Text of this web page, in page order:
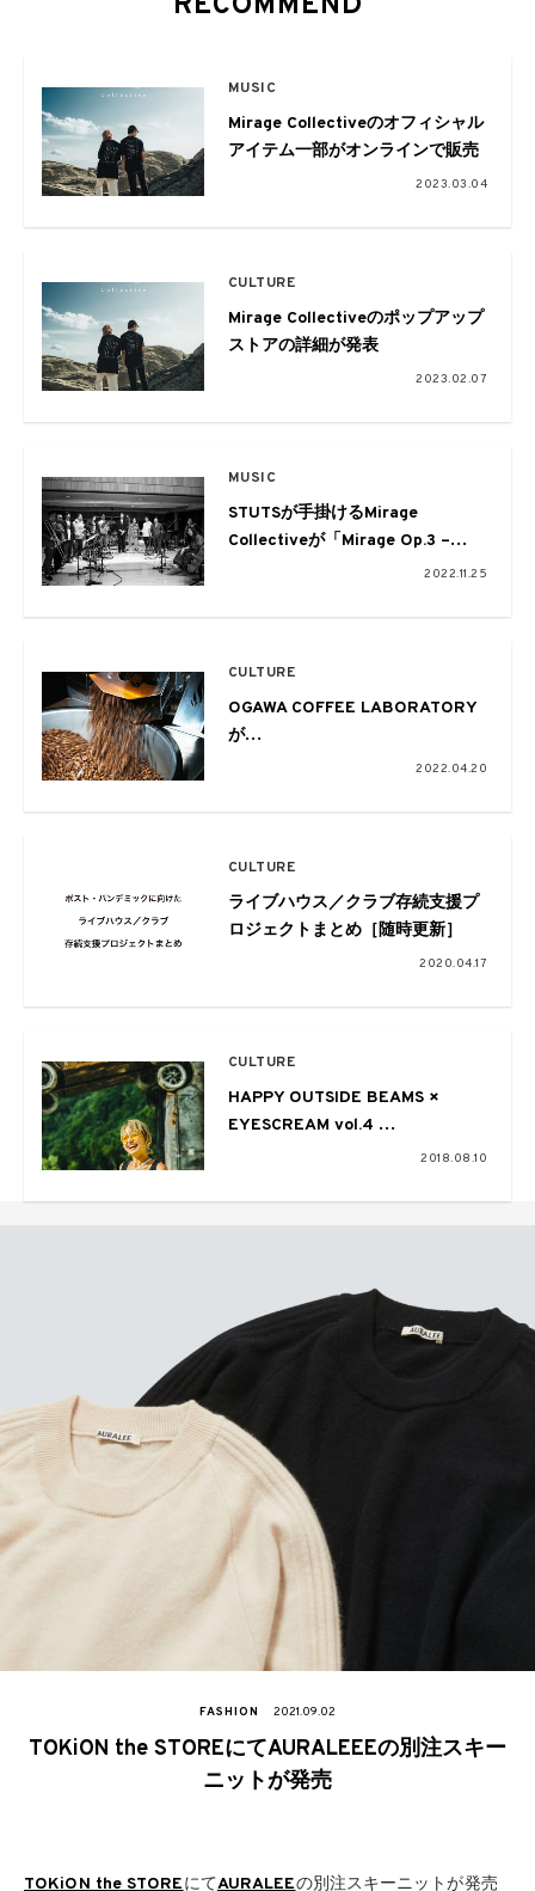
MUSIC
Mirage Collectiveのオフィシャル
アイテム一部がオンラインで販売
2023.03.04
CULTURE
Mirage Collectiveのポップアップ
ストアの詳細が発表
2023.02.07
MUSIC
STUTSが手掛けるMirage
Collectiveが「Mirage Op.3 –
Collective ver.」レコーディング
2022.11.25
CULTURE
OGAWA COFFEE LABORATORY
が
ロースターコラボ企画第3弾を開
2022.04.20
CULTURE
ライブハウス／クラブ存続支援プ
ロジェクトまとめ［随時更新］
2020.04.17
CULTURE
HAPPY OUTSIDE BEAMS ×
EYESCREAM vol.4
〜FUJI ROCK FESTIVAL ’18〜
2018.08.10
FASHION 2021.09.02
TOKiON the STOREにてAURALEEEの別注スキー
ニットが発売
TOKiON the STOREにてAURALEEの別注スキーニットが発売